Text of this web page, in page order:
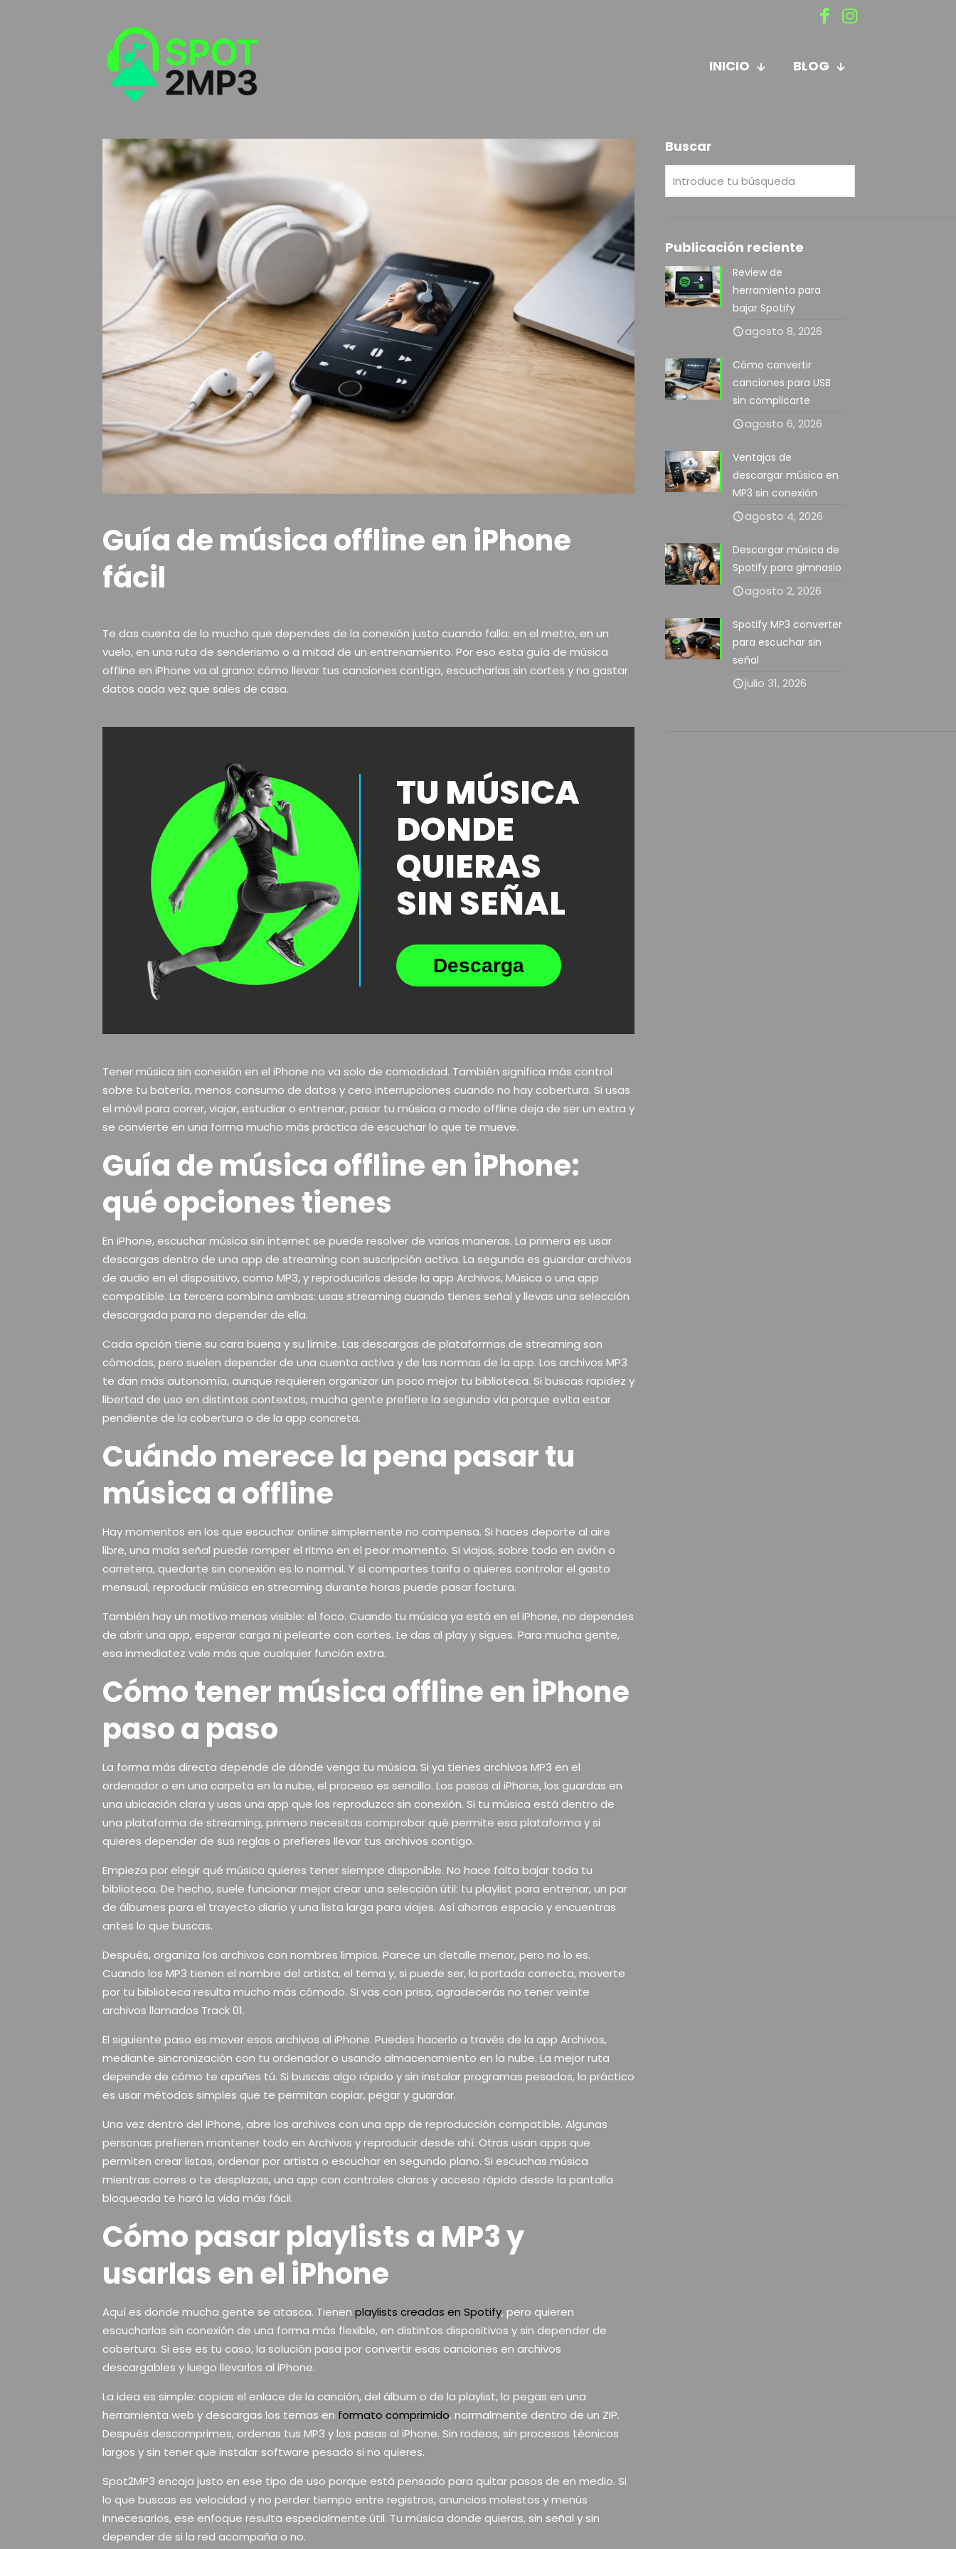
INICIO BLOG
Guía de música offline en iPhone
fácil
Te das cuenta de lo mucho que dependes de la conexión justo cuando falla: en el metro, en un
vuelo, en una ruta de senderismo o a mitad de un entrenamiento. Por eso esta guía de música
offline en iPhone va al grano: cómo llevar tus canciones contigo, escucharlas sin cortes y no gastar
datos cada vez que sales de casa.
TU MÚSICA
DONDE
QUIERAS
SIN SEÑAL
Descarga
Tener música sin conexión en el iPhone no va solo de comodidad. También significa más control
sobre tu batería, menos consumo de datos y cero interrupciones cuando no hay cobertura. Si usas
el móvil para correr, viajar, estudiar o entrenar, pasar tu música a modo offline deja de ser un extra y
se convierte en una forma mucho más práctica de escuchar lo que te mueve.
Guía de música offline en iPhone:
qué opciones tienes
En iPhone, escuchar música sin internet se puede resolver de varias maneras. La primera es usar
descargas dentro de una app de streaming con suscripción activa. La segunda es guardar archivos
de audio en el dispositivo, como MP3, y reproducirlos desde la app Archivos, Música o una app
compatible. La tercera combina ambas: usas streaming cuando tienes señal y llevas una selección
descargada para no depender de ella.
Cada opción tiene su cara buena y su límite. Las descargas de plataformas de streaming son
cómodas, pero suelen depender de una cuenta activa y de las normas de la app. Los archivos MP3
te dan más autonomía, aunque requieren organizar un poco mejor tu biblioteca. Si buscas rapidez y
libertad de uso en distintos contextos, mucha gente prefiere la segunda vía porque evita estar
pendiente de la cobertura o de la app concreta.
Cuándo merece la pena pasar tu
música a offline
Hay momentos en los que escuchar online simplemente no compensa. Si haces deporte al aire
libre, una mala señal puede romper el ritmo en el peor momento. Si viajas, sobre todo en avión o
carretera, quedarte sin conexión es lo normal. Y si compartes tarifa o quieres controlar el gasto
mensual, reproducir música en streaming durante horas puede pasar factura.
También hay un motivo menos visible: el foco. Cuando tu música ya está en el iPhone, no dependes
de abrir una app, esperar carga ni pelearte con cortes. Le das al play y sigues. Para mucha gente,
esa inmediatez vale más que cualquier función extra.
Cómo tener música offline en iPhone
paso a paso
La forma más directa depende de dónde venga tu música. Si ya tienes archivos MP3 en el
ordenador o en una carpeta en la nube, el proceso es sencillo. Los pasas al iPhone, los guardas en
una ubicación clara y usas una app que los reproduzca sin conexión. Si tu música está dentro de
una plataforma de streaming, primero necesitas comprobar qué permite esa plataforma y si
quieres depender de sus reglas o prefieres llevar tus archivos contigo.
Empieza por elegir qué música quieres tener siempre disponible. No hace falta bajar toda tu
biblioteca. De hecho, suele funcionar mejor crear una selección útil: tu playlist para entrenar, un par
de álbumes para el trayecto diario y una lista larga para viajes. Así ahorras espacio y encuentras
antes lo que buscas.
Después, organiza los archivos con nombres limpios. Parece un detalle menor, pero no lo es.
Cuando los MP3 tienen el nombre del artista, el tema y, si puede ser, la portada correcta, moverte
por tu biblioteca resulta mucho más cómodo. Si vas con prisa, agradecerás no tener veinte
archivos llamados Track 01.
El siguiente paso es mover esos archivos al iPhone. Puedes hacerlo a través de la app Archivos,
mediante sincronización con tu ordenador o usando almacenamiento en la nube. La mejor ruta
depende de cómo te apañes tú. Si buscas algo rápido y sin instalar programas pesados, lo práctico
es usar métodos simples que te permitan copiar, pegar y guardar.
Una vez dentro del iPhone, abre los archivos con una app de reproducción compatible. Algunas
personas prefieren mantener todo en Archivos y reproducir desde ahí. Otras usan apps que
permiten crear listas, ordenar por artista o escuchar en segundo plano. Si escuchas música
mientras corres o te desplazas, una app con controles claros y acceso rápido desde la pantalla
bloqueada te hará la vida más fácil.
Cómo pasar playlists a MP3 y
usarlas en el iPhone
Aquí es donde mucha gente se atasca. Tienen playlists creadas en Spotify, pero quieren
escucharlas sin conexión de una forma más flexible, en distintos dispositivos y sin depender de
cobertura. Si ese es tu caso, la solución pasa por convertir esas canciones en archivos
descargables y luego llevarlos al iPhone.
La idea es simple: copias el enlace de la canción, del álbum o de la playlist, lo pegas en una
herramienta web y descargas los temas en formato comprimido, normalmente dentro de un ZIP.
Después descomprimes, ordenas tus MP3 y los pasas al iPhone. Sin rodeos, sin procesos técnicos
largos y sin tener que instalar software pesado si no quieres.
Spot2MP3 encaja justo en ese tipo de uso porque está pensado para quitar pasos de en medio. Si
lo que buscas es velocidad y no perder tiempo entre registros, anuncios molestos y menús
innecesarios, ese enfoque resulta especialmente útil. Tu música donde quieras, sin señal y sin
depender de si la red acompaña o no.
Buscar
Publicación reciente
Review de
herramienta para
bajar Spotify
agosto 8, 2026
Cómo convertir
canciones para USB
sin complicarte
agosto 6, 2026
Ventajas de
descargar música en
MP3 sin conexión
agosto 4, 2026
Descargar música de
Spotify para gimnasio
agosto 2, 2026
Spotify MP3 converter
para escuchar sin
señal
julio 31, 2026